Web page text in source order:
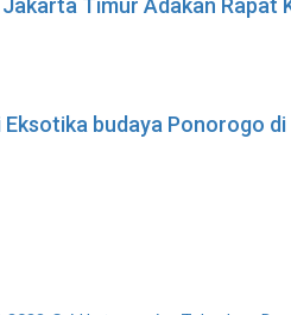
Timur Adakan Rapat
budaya Ponorogo di